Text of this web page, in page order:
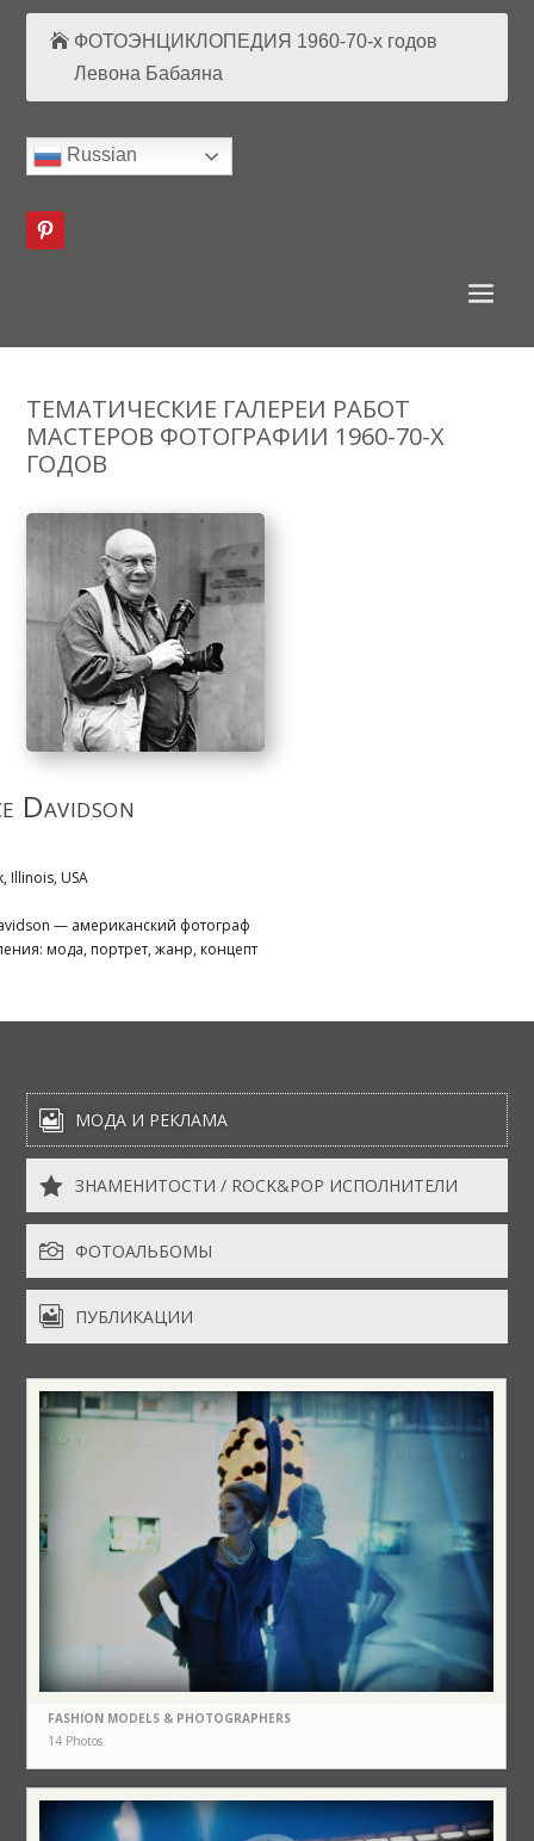
ФОТОЭНЦИКЛОПЕДИЯ 1960-70-х годов
Левона Бабаяна
Russian
ТЕМАТИЧЕСКИЕ ГАЛЕРЕИ РАБОТ
МАСТЕРОВ ФОТОГРАФИИ 1960-70-Х
ГОДОВ
Davidson
Illinois, USA
— американский фотограф
мода, портрет, жанр, концепт
 МОДА И РЕКЛАМА
 ЗНАМЕНИТОСТИ / ROCK&POP ИСПОЛНИТЕЛИ
 ФОТОАЛЬБОМЫ
 ПУБЛИКАЦИИ
FASHION MODELS & PHOTOGRAPHERS
14 Photos